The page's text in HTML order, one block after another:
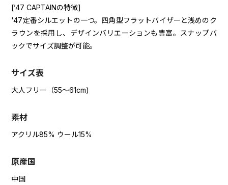
[’47 CAPTAINの特徴]
'47定番シルエットの一つ。四角型フラットバイザーと浅めのク
ラウンを採用し、デザインバリエーションも豊富。スナップバ
ックでサイズ調整が可能。
サイズ表
大人フリー（55～61cm)
素材
アクリル85% ウール15%
原産国
中国